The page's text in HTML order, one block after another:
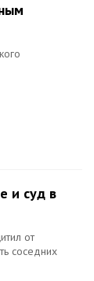
и суд в
от
соседних